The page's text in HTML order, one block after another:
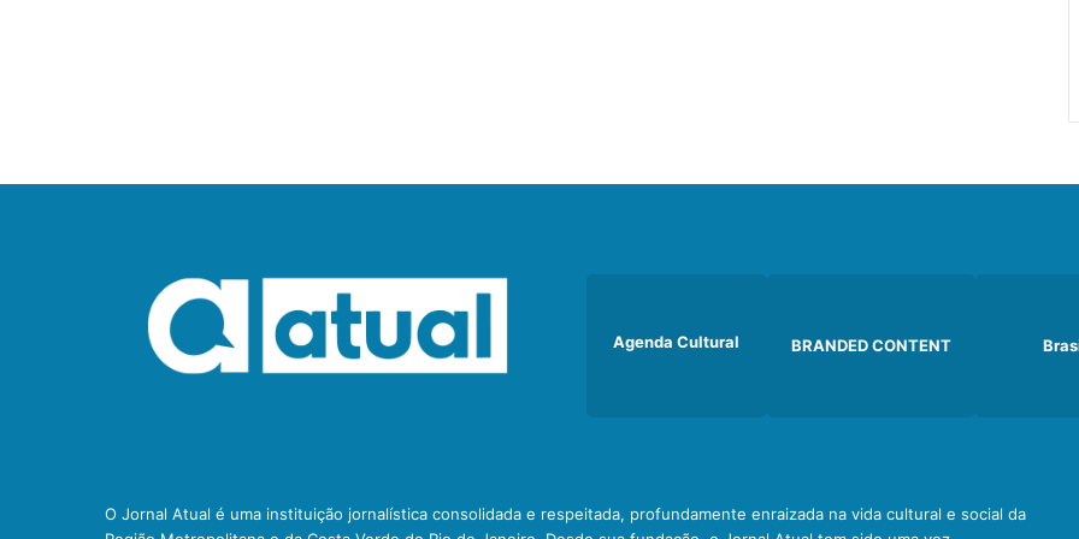
Agenda Cultural BRANDED CONTENT
O Jornal Atual é uma instituição jornalística consolidada e respeitada, profundamente enraizada na vida cultural e social da